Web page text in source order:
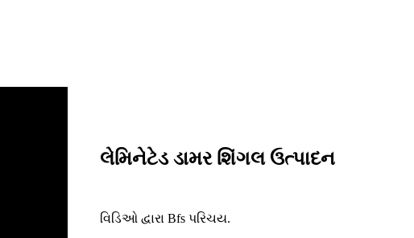
લેમિનેટેડ ડામર શિંગલ ઉત્પાદન
વિડિઓ દ્વારા Bfs પરિચય.